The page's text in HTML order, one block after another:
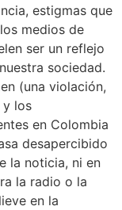
estigmas que
medios de
ser un reflejo
sociedad.
(una violación,
y los
en Colombia
desapercibido
la noticia, ni en
la radio o la
en la